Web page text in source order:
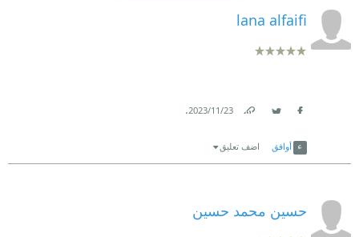
lana alfaifi
23‏/11‏/2023
.
أوافق اضف تعليق
حسين محمد حسين